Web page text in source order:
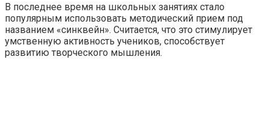
В последнее время на школьных занятиях стало
популярным использовать методический прием под
названием «синквейн». Считается, что это стимулирует
умственную активность учеников, способствует
развитию творческого мышления.